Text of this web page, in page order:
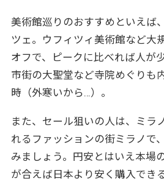
美術館巡りのおすすめといえば
ツェ。ウフィツィ美術館など大
オフで、ピークに比べれば人が
市街の大聖堂など寺院めぐりも
時（外寒いから…）。
また、セール狙いの人は、ミラ
れるファッションの街ミラノで
みましょう。円安とはいえ本場
が合えば日本より安く購入でき